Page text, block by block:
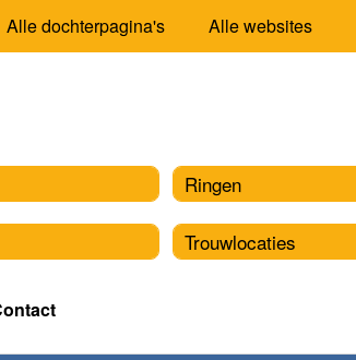
Alle dochterpagina's Alle websites
Ringen
Trouwlocaties